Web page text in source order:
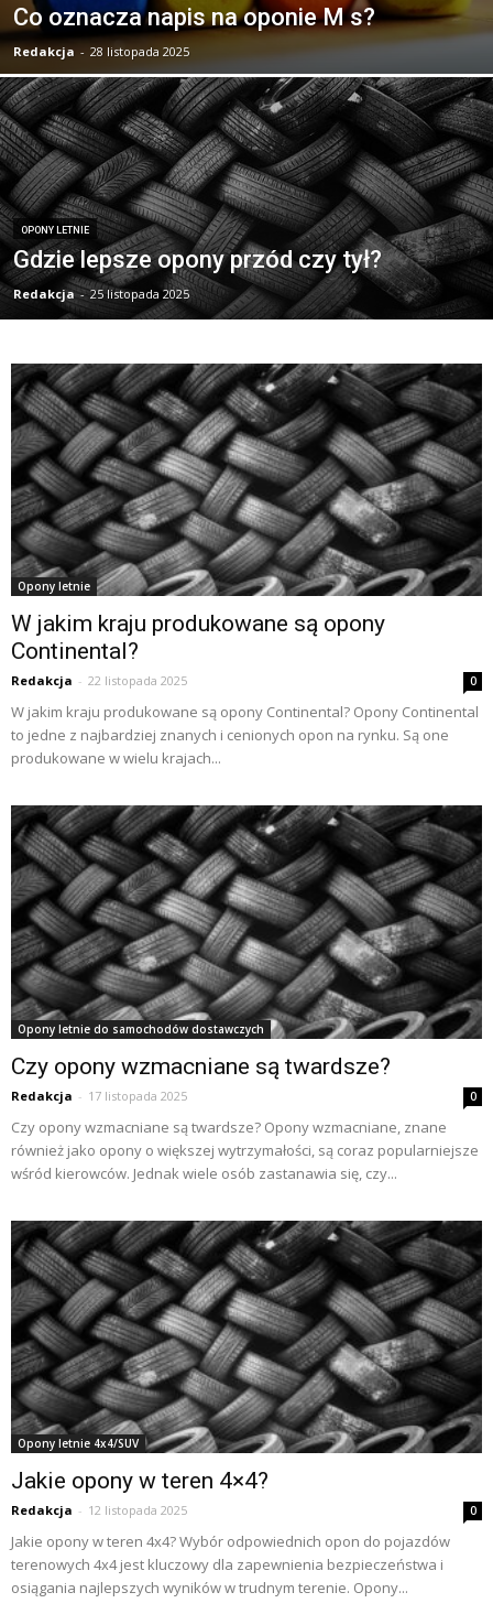
Co oznacza napis na oponie M s?
Redakcja - 28 listopada 2025
OPONY LETNIE
Gdzie lepsze opony przód czy tył?
Redakcja - 25 listopada 2025
Opony letnie
W jakim kraju produkowane są opony
Continental?
Redakcja - 22 listopada 2025 0
W jakim kraju produkowane są opony Continental? Opony Continental
to jedne z najbardziej znanych i cenionych opon na rynku. Są one
produkowane w wielu krajach...
Opony letnie do samochodów dostawczych
Czy opony wzmacniane są twardsze?
Redakcja - 17 listopada 2025 0
Czy opony wzmacniane są twardsze? Opony wzmacniane, znane
również jako opony o większej wytrzymałości, są coraz popularniejsze
wśród kierowców. Jednak wiele osób zastanawia się, czy...
Opony letnie 4x4/SUV
Jakie opony w teren 4×4?
Redakcja - 12 listopada 2025 0
Jakie opony w teren 4x4? Wybór odpowiednich opon do pojazdów
terenowych 4x4 jest kluczowy dla zapewnienia bezpieczeństwa i
osiągania najlepszych wyników w trudnym terenie. Opony...